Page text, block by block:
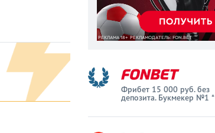
Фрибет 15 000 руб. без
депозита. Букмекер №1 *